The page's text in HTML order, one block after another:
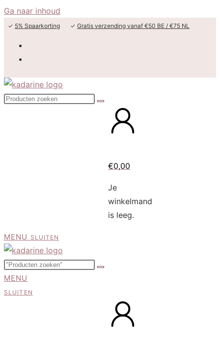
Ga naar inhoud
✓ 5% Spaarkorting ✓ Gratis verzending vanaf €50 BE / €75 NL
€0,00
Je
winkelmand
is leeg.
MENU SLUITEN
MENU
SLUITEN